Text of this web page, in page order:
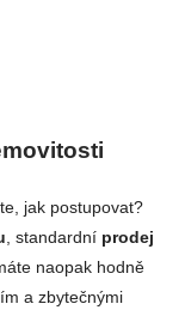
jak postupovat?
, standardní prodej
naopak hodně
a zbytečnými